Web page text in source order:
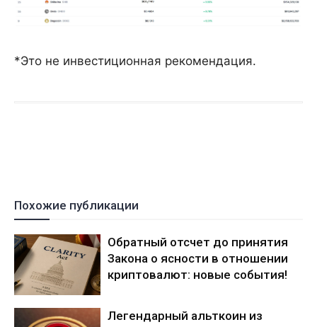
*Это не инвестиционная рекомендация.
Похожие публикации
Обратный отсчет до принятия
Закона о ясности в отношении
криптовалют: новые события!
Легендарный альткоин из